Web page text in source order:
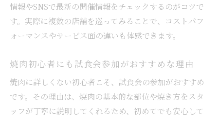
情報やSNSで最新の開催情報をチェックするのがコツで
す。実際に複数の店舗を巡ってみることで、コストパフ
ォーマンスやサービス面の違いも体感できます。
焼肉初心者にも試食会参加がおすすめな理由
焼肉に詳しくない初心者こそ、試食会の参加がおすすめ
です。その理由は、焼肉の基本的な部位や焼き方をスタ
ッフが丁寧に説明してくれるため、初めてでも安心して